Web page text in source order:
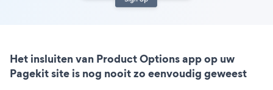
Het insluiten van Product Options app op uw
Pagekit site is nog nooit zo eenvoudig geweest